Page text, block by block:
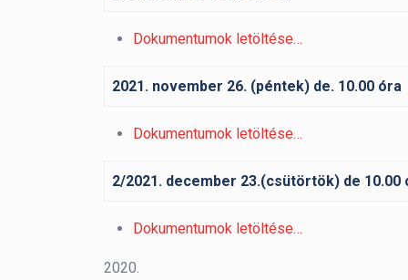
Dokumentumok letöltése…
2021. november 26. (péntek) de. 10.00 óra
Dokumentumok letöltése…
2/2021. december 23.(csütörtök) de 10.00
Dokumentumok letöltése…
2020.